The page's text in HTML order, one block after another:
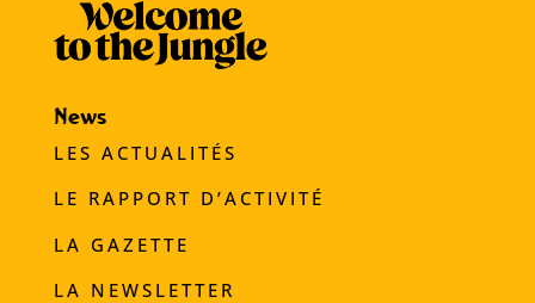
News
LES ACTUALITÉS
LE RAPPORT D’ACTIVITÉ
LA GAZETTE
LA NEWSLETTER